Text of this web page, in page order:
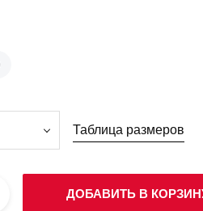
Таблица размеров
ДОБАВИТЬ В